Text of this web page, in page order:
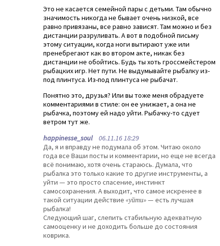
Это не касается семейной пары с детьми. Там обычно
значимость никогда не бывает очень низкой, все
равно привязаны, все равно зависят. Там можно и без
дистанции разруливать. А вот в подобной письму
этому ситуации, когда ноги вытирают уже или
пренебрегают как во втором акте, никак без
дистанции не обойтись. Будь ты хоть гроссмейстером
рыбацких игр. Нет пути. Не выдумывайте рыбалку из-
под плинтуса. Из-под плинтуса не рыбачат.
Понятно это, друзья? Или вы тоже меня обрадуете
комментариями в стиле: он ее унижает, а она не
рыбачка, поэтому ей надо уйти. Рыбачку-то сдует
ветром тут же.
happinesse_soul 06.11.16 18:29
Да, я и вправду не подумала об этом. Читаю около
года все Ваши посты и комментарии, но еще не всегда
всё понимаю, хотя очень стараюсь. Думала, что
рыбалка это только какие то другие инструменты, а
уйти — это просто спасение, инстинкт
самосохранения. А выходит, что самое искренее в
такой ситуации действие «уйти»— есть лучшая
рыбалка!
Следующий шаг, слепить стабильную адекватную
самооценку и не доходить больше до состояния
коврика.